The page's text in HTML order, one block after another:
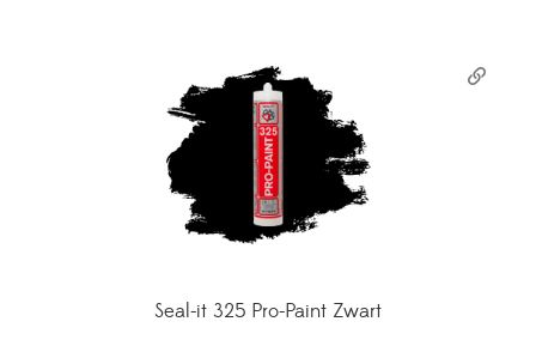
Seal-it 325 Pro-Paint Zwart